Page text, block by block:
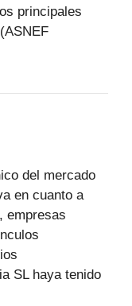
principales
del mercado
en cuanto a
empresas
SL haya tenido